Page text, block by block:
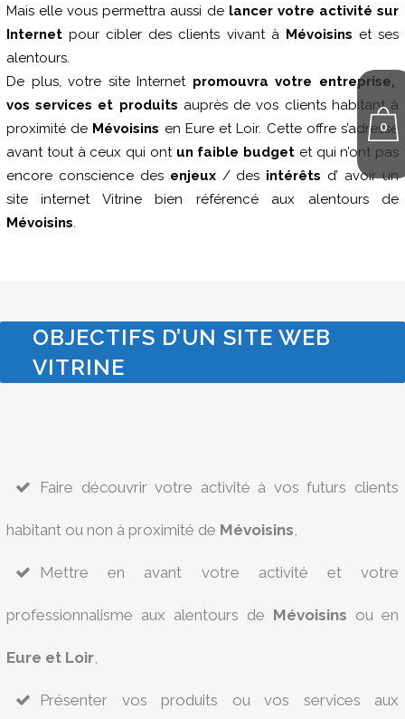
0
Mais elle vous permettra aussi de lancer votre activité sur
Internet pour cibler des clients vivant à Mévoisins et ses
alentours.
De plus, votre site Internet promouvra votre entreprise,
vos services et produits auprès de vos clients habitant à
proximité de Mévoisins en Eure et Loir. Cette offre s’adresse
avant tout à ceux qui ont un faible budget et qui n’ont pas
encore conscience des enjeux/ des intérêts d’ avoir un
site internet Vitrine bien référencé aux alentours de
Mévoisins.
OBJECTIFS D’UN SITE WEB
VITRINE
Faire découvrir votre activité à vos futurs clients
habitant ou non à proximité de Mévoisins,
Mettre en avant votre activité et votre
professionnalisme aux alentours de Mévoisins ou en
Eure et Loir,
Présenter vos produits ou vos services aux